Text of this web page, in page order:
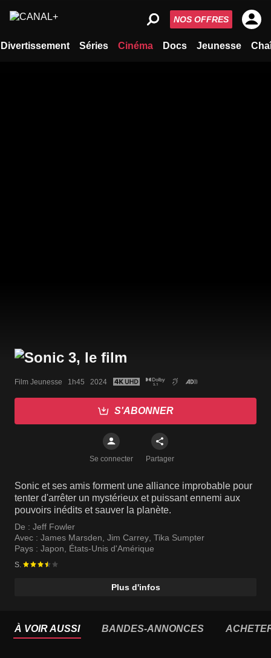
Divertissement Séries Cinéma Docs Jeunesse
NOS OFFRES
Film Jeunesse   1h45   2024
S'ABONNER
Se connecter Partager
Sonic et ses amis forment une alliance improbable pour
tenter d'arrêter un mystérieux et puissant ennemi aux
pouvoirs inédits et sauver la planète.
De : Jeff Fowler
Avec : James Marsden, Jim Carrey, Tika Sumpter
Pays : Japon, États-Unis d'Amérique
S.
Plus d'infos
À VOIR AUSSI BANDES-ANNONCES